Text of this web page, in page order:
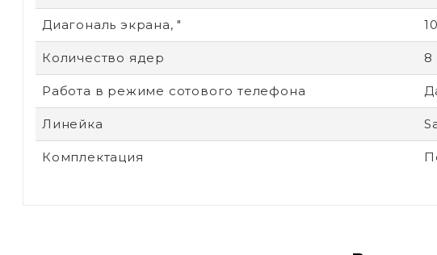
Диагональ экрана, "
Количество ядер 8
Работа в режиме сотового телефона
Линейка
Комплектация